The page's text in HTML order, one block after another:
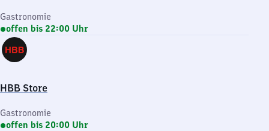
Gastronomie
offen bis 22:00 Uhr
HBB Store
Gastronomie
offen bis 20:00 Uhr